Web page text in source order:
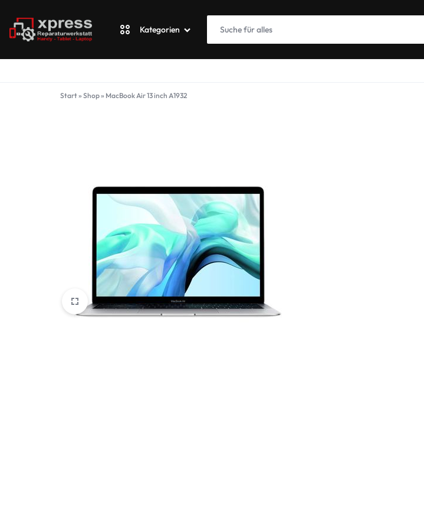
XPRESSWERKSTATT
Kategorien
ASUS Phone
Honor
HTC
Huawei
Start» Shop» MacBook Air 13 inch A1932